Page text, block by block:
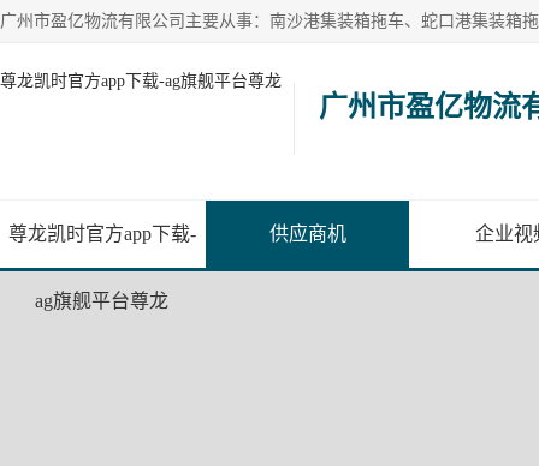
尊龙凯时官方app下载-ag旗舰平台尊龙
广州市盈亿物流
尊龙凯时官方app下载-
ag旗舰平台尊龙
供应商机 企业视